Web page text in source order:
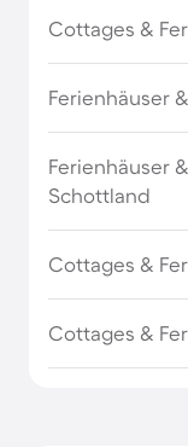
Cottages &
Ferienhäuser
Ferienhäuser
Schottland
Cottages &
Cottages &